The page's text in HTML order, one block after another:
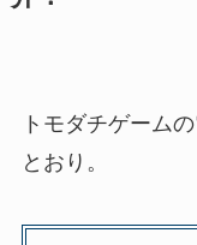
トモダチゲーム
とおり。